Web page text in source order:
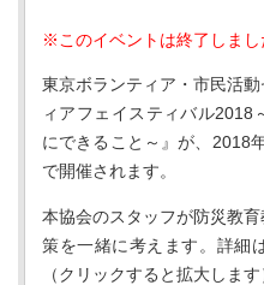
※このイベントは終了しまし
東京ボランティア・市民活
ィアフェイスティバル
にできること～』が、2018
で開催されます。
本協会のスタッフが防災教
策を一緒に考えます。詳細
（クリックすると拡大します